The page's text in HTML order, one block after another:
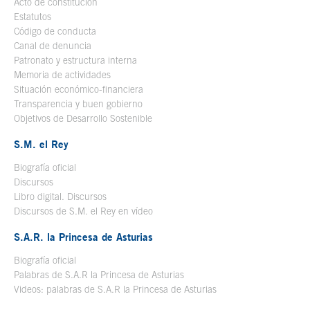
Acto de constitución
Estatutos
Código de conducta
Canal de denuncia
Patronato y estructura interna
Memoria de actividades
Situación económico-financiera
Transparencia y buen gobierno
Objetivos de Desarrollo Sostenible
S.M. el Rey
Biografía oficial
Discursos
Libro digital. Discursos
Discursos de S.M. el Rey en vídeo
S.A.R. la Princesa de Asturias
Biografía oficial
Palabras de S.A.R la Princesa de Asturias
Videos: palabras de S.A.R la Princesa de Asturias